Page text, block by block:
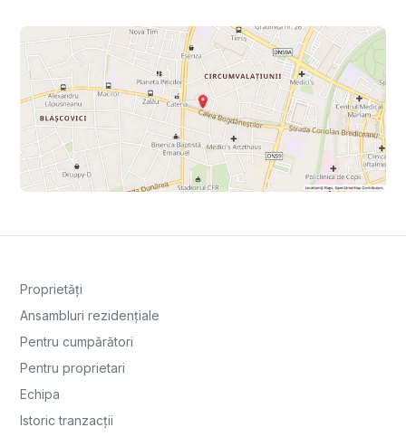
Proprietăți
Ansambluri rezidențiale
Pentru cumpărători
Pentru proprietari
Echipa
Istoric tranzacții